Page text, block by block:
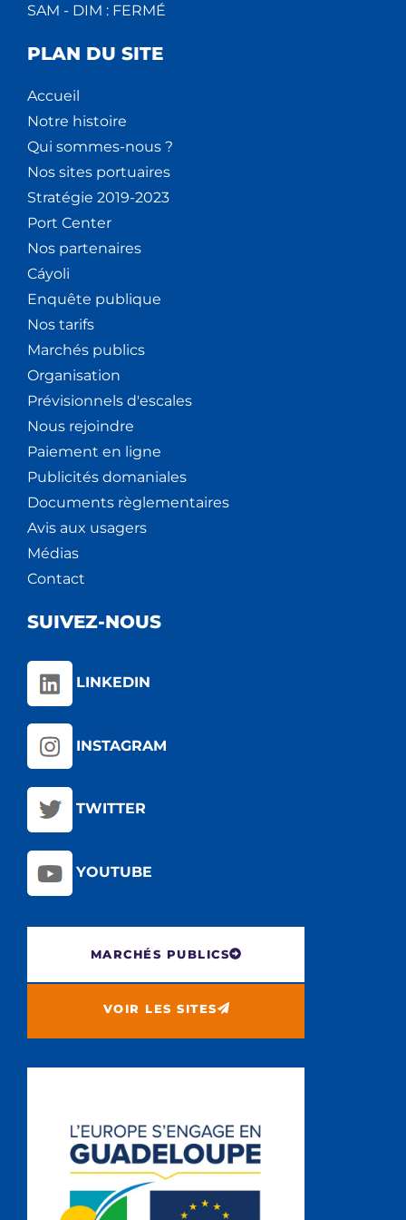
SAM - DIM : FERMÉ
PLAN DU SITE
Accueil
Notre histoire
Qui sommes-nous ?
Nos sites portuaires
Stratégie 2019-2023
Port Center
Nos partenaires
Cáyoli
Enquête publique
Nos tarifs
Marchés publics
Organisation
Prévisionnels d'escales
Nous rejoindre
Paiement en ligne
Publicités domaniales
Documents règlementaires
Avis aux usagers
Médias
Contact
SUIVEZ-NOUS
LINKEDIN
INSTAGRAM
TWITTER
YOUTUBE
MARCHÉS PUBLICS
VOIR LES SITES